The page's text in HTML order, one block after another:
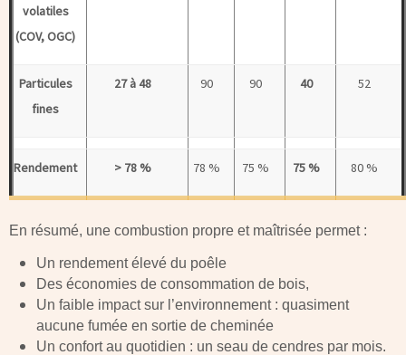
volatiles
(COV, OGC)
Particules
fines
27 à 48 90 90 40 52
Rendement > 78 % 78 % 75 % 75 % 80 %
En résumé, une combustion propre et maîtrisée permet :
Un rendement élevé du poêle
Des économies de consommation de bois,
Un faible impact sur l’environnement : quasiment
aucune fumée en sortie de cheminée
Un confort au quotidien : un seau de cendres par mois.